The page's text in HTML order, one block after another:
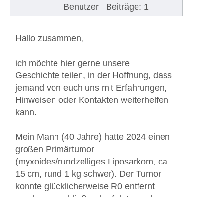
Benutzer Beiträge: 1
Hallo zusammen,
ich möchte hier gerne unsere
Geschichte teilen, in der Hoffnung, dass
jemand von euch uns mit Erfahrungen,
Hinweisen oder Kontakten weiterhelfen
kann.
Mein Mann (40 Jahre) hatte 2024 einen
großen Primärtumor
(myxoides/rundzelliges Liposarkom, ca.
15 cm, rund 1 kg schwer). Der Tumor
konnte glücklicherweise R0 entfernt